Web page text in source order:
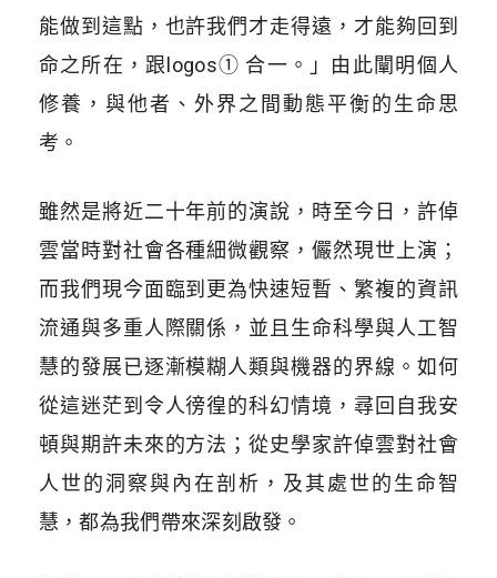
能做到這點，也許我們才走得遠，才能夠回到
命之所在，跟logos① 合一。」由此闡明個人
修養，與他者、外界之間動態平衡的生命思
考。
雖然是將近二十年前的演說，時至今日，許倬
雲當時對社會各種細微觀察，儼然現世上演；
而我們現今面臨到更為快速短暫、繁複的資訊
流通與多重人際關係，並且生命科學與人工智
慧的發展已逐漸模糊人類與機器的界線。如何
從這迷茫到令人徬徨的科幻情境，尋回自我安
頓與期許未來的方法；從史學家許倬雲對社會
人世的洞察與內在剖析，及其處世的生命智
慧，都為我們帶來深刻啟發。